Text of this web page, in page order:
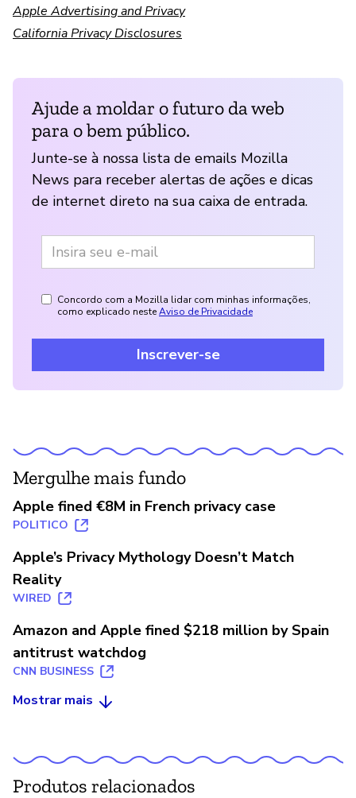
Apple Advertising and Privacy
California Privacy Disclosures
Ajude a moldar o futuro da web
para o bem público.
Junte-se à nossa lista de emails Mozilla
News para receber alertas de ações e dicas
de internet direto na sua caixa de entrada.
Concordo com a Mozilla lidar com minhas informações,
como explicado nesteAviso de Privacidade
Inscrever-se
Mergulhe mais fundo
Apple fined €8M in French privacy case
POLITICO
Apple’s Privacy Mythology Doesn’t Match
Reality
WIRED
Amazon and Apple fined $218 million by Spain
antitrust watchdog
CNN BUSINESS
Mostrar mais
Produtos relacionados